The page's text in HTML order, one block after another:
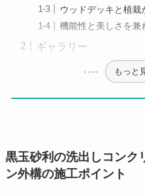
ウッドデッキと植栽
機能性と美しさを兼
ギャラリー
もっと
黒玉砂利の洗出しコンク
ン外構の施工ポイント